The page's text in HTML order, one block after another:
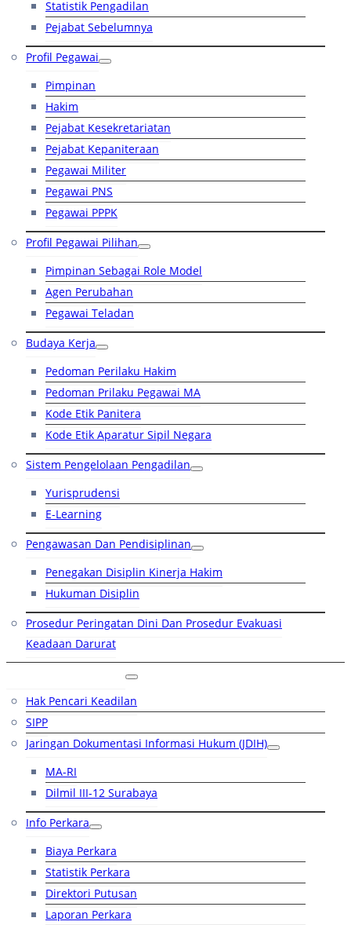
Statistik Pengadilan
Pejabat Sebelumnya
Profil Pegawai
Pimpinan
Hakim
Pejabat Kesekretariatan
Pejabat Kepaniteraan
Pegawai Militer
Pegawai PNS
Pegawai PPPK
Profil Pegawai Pilihan
Pimpinan Sebagai Role Model
Agen Perubahan
Pegawai Teladan
Budaya Kerja
Pedoman Perilaku Hakim
Pedoman Prilaku Pegawai MA
Kode Etik Panitera
Kode Etik Aparatur Sipil Negara
Sistem Pengelolaan Pengadilan
Yurisprudensi
E-Learning
Pengawasan Dan Pendisiplinan
Penegakan Disiplin Kinerja Hakim
Hukuman Disiplin
Prosedur Peringatan Dini Dan Prosedur Evakuasi
Keadaan Darurat
Hak Pencari Keadilan
SIPP
Jaringan Dokumentasi Informasi Hukum (JDIH)
MA-RI
Dilmil III-12 Surabaya
Info Perkara
Biaya Perkara
Statistik Perkara
Direktori Putusan
Laporan Perkara